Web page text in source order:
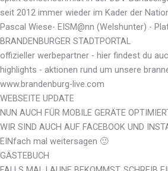
seit 2012 immer wieder im Kader der
Pascal Wiese- EISM@nn (Welshunter) -
BRANDENBURGER STADTPORTAL
offizieller werbepartner - hier findest du
highlights - aktionen rund um unsere
www.brandenburg-live.com
WEBSEITE UPDATE
NUN AUCH FÜR MOBILE GERÄTE
WIR SIND AUCH AUF FACEBOOK UND
EINfach mal weitersagen 🙂
GÄSTEBUCH